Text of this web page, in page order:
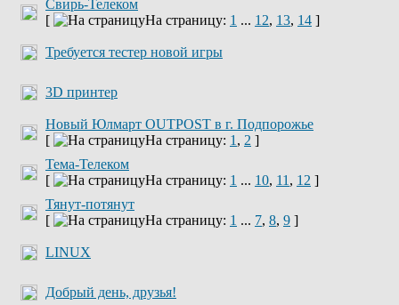
Свирь-Телеком
[
На страницу: 1 ... 12, 13, 14 ]
Требуется тестер новой игры
3D принтер
Новый Юлмарт OUTPOST в г. Подпорожье
[
На страницу: 1 , 2 ]
Тема-Телеком
[
На страницу: 1 ... 10, 11 , 12 ]
Тянут-потянут
[
На страницу: 1 ... 7, 8, 9 ]
LINUX
Добрый день, друзья!